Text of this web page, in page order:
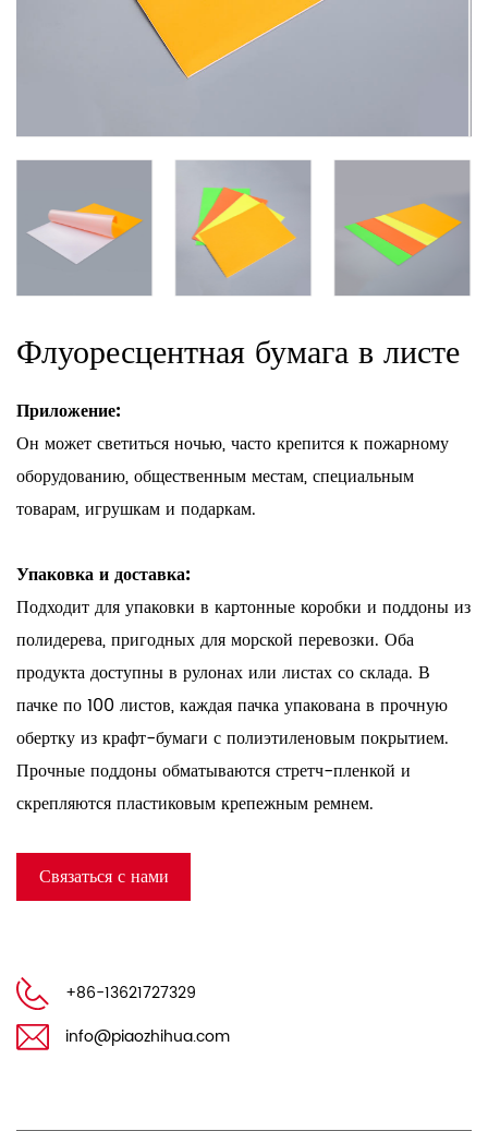
Флуоресцентная бумага в листе
Приложение:
Он может светиться ночью, часто крепится к пожарному
оборудованию, общественным местам, специальным
товарам, игрушкам и подаркам.
Упаковка и доставка:
Подходит для упаковки в картонные коробки и поддоны из
полидерева, пригодных для морской перевозки. Оба
продукта доступны в рулонах или листах со склада. В
пачке по 100 листов, каждая пачка упакована в прочную
обертку из крафт-бумаги с полиэтиленовым покрытием.
Прочные поддоны обматываются стретч-пленкой и
скрепляются пластиковым крепежным ремнем.
Связаться с нами
+86-13621727329
info@piaozhihua.com